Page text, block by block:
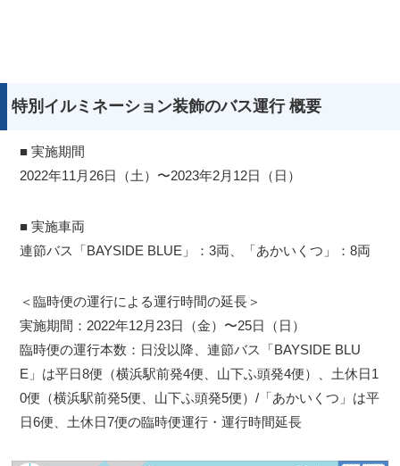
特別イルミネーション装飾のバス運行 概要
■ 実施期間
2022年11月26日（土）〜2023年2月12日（日）
■ 実施車両
連節バス「BAYSIDE BLUE」：3両、「あかいくつ」：8両
＜臨時便の運行による運行時間の延長＞
実施期間：2022年12月23日（金）〜25日（日）
臨時便の運行本数：日没以降、連節バス「BAYSIDE BLU
E」は平日8便（横浜駅前発4便、山下ふ頭発4便）、土休日1
0便（横浜駅前発5便、山下ふ頭発5便）/「あかいくつ」は平
日6便、土休日7便の臨時便運行・運行時間延長